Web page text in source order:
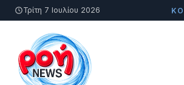
Τρίτη 7 Ιουλίου 2026